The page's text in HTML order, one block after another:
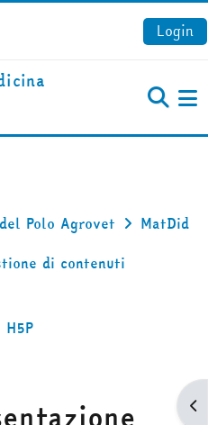
Login
Polo Agrovet
MatDid
di contenuti